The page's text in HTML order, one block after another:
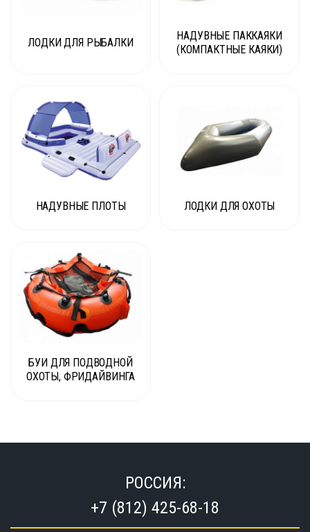
ЛОДКИ ДЛЯ РЫБАЛКИ
НАДУВНЫЕ ПАККАЯКИ
(КОМПАКТНЫЕ КАЯКИ)
НАДУВНЫЕ ПЛОТЫ ЛОДКИ ДЛЯ ОХОТЫ
БУИ ДЛЯ ПОДВОДНОЙ
ОХОТЫ, ФРИДАЙВИНГА
РОССИЯ:
+7 (812) 425-68-18